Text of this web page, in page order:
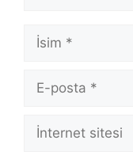
İsim
posta
İnternet